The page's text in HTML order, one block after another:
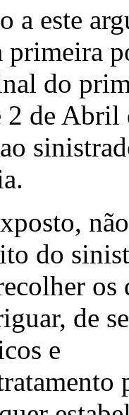
a este
primeira
do
de Abril
do
os
de
e